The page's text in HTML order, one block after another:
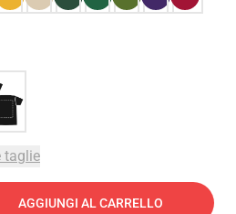
taglie
AGGIUNGI AL CARRELLO